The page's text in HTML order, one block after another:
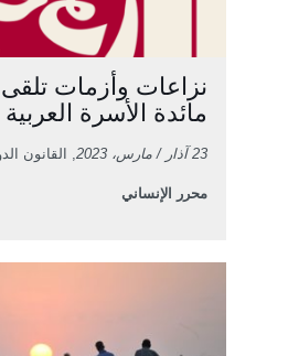
نزاعات وأزمات تلقى
مائدة الأسرة
23 آذار / مارس، 2023 , القانون
محرر الإنساني